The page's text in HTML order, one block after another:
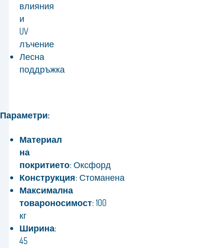
влияния
и
UV
лъчение
Лесна
поддръжка
Параметри:
Материал
на
покритието: Оксфорд
Конструкция: Стоманена
Максимална
товароносимост: 100
кг
Ширина:
45